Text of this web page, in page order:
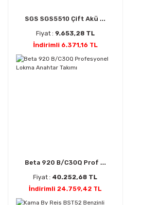
SGS SGS5510 Çift Akü ...
Fiyat : 9.653,28 TL
İndirimli 6.371,16 TL
Beta 920 B/C30Q Prof ...
Fiyat : 40.252,68 TL
İndirimli 24.759,42 TL